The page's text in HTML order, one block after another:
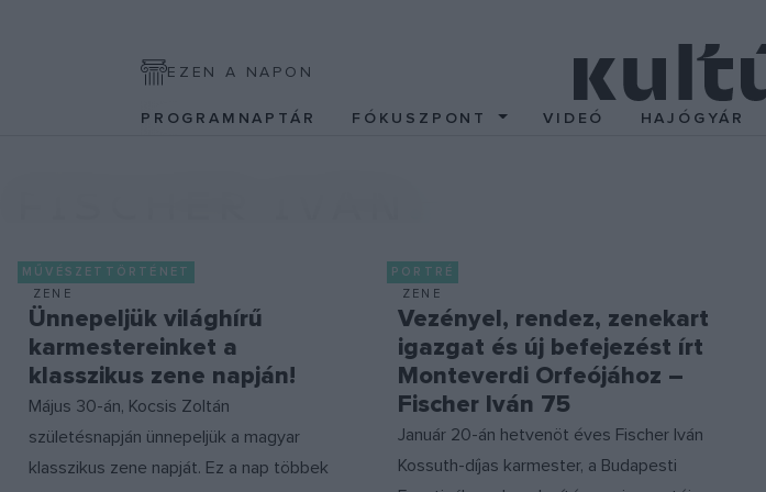
EZEN A NAPON
PROGRAMNAPTÁR FÓKUSZPONT VIDEÓ HAJÓGYÁR
MŰVÉSZETTÖRTÉNET
ZENE
Ünnepeljük világhírű
karmestereinket a
klasszikus zene napján!
Május 30-án, Kocsis Zoltán
születésnapján ünnepeljük a magyar
klasszikus zene napját. Ez a nap többek
PORTRÉ
ZENE
Vezényel, rendez, zenekart
igazgat és új befejezést írt
Monteverdi Orfeójához –
Fischer Iván 75
Január 20-án hetvenöt éves Fischer Iván
Kossuth-díjas karmester, a Budapesti